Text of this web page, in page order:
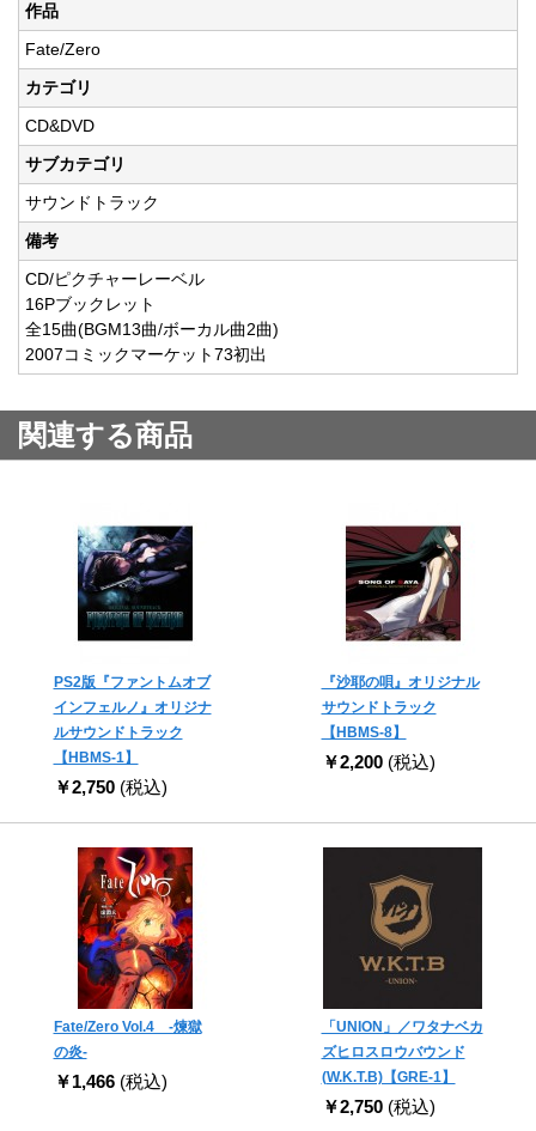
作品
Fate/Zero
カテゴリ
CD&DVD
サブカテゴリ
サウンドトラック
備考
CD/ピクチャーレーベル
16Pブックレット
全15曲(BGM13曲/ボーカル曲2曲)
2007コミックマーケット73初出
関連する商品
PS2版『ファントムオブ
インフェルノ』オリジナ
ルサウンドトラック
【HBMS-1】
￥2,750 (税込)
『沙耶の唄』オリジナル
サウンドトラック
【HBMS-8】
￥2,200 (税込)
Fate/Zero Vol.4 -煉獄
の炎-
￥1,466 (税込)
「UNION」／ワタナベカ
ズヒロスロウバウンド
(W.K.T.B)【GRE-1】
￥2,750 (税込)